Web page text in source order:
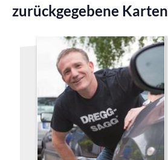
zurückgegebene Karten